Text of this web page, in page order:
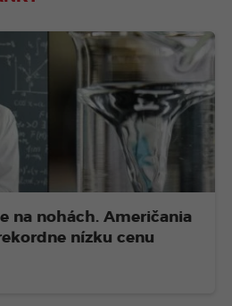
na nohách. Američania
nízku cenu